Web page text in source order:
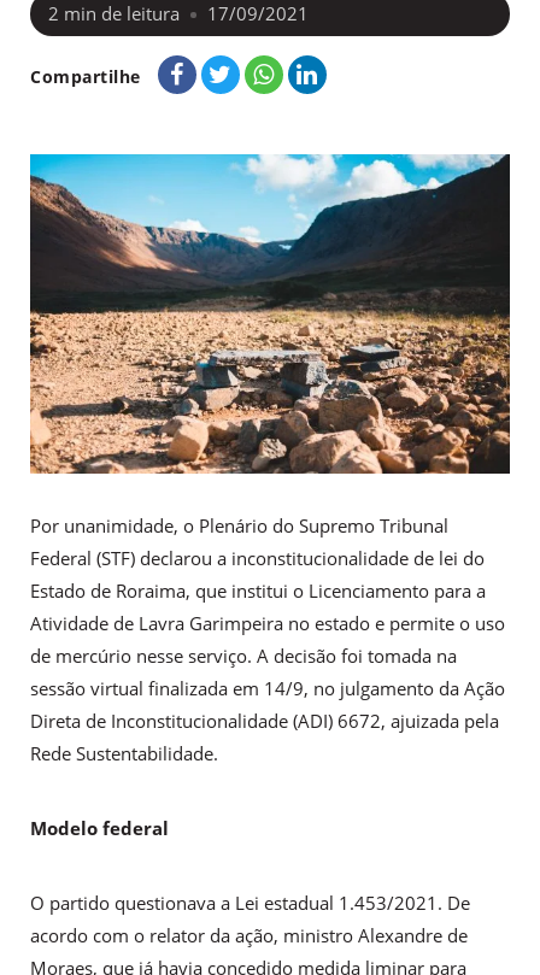
2 min de leitura 17/09/2021
Compartilhe
Por unanimidade, o Plenário do Supremo Tribunal
Federal (STF) declarou a inconstitucionalidade de lei do
Estado de Roraima, que institui o Licenciamento para a
Atividade de Lavra Garimpeira no estado e permite o uso
de mercúrio nesse serviço. A decisão foi tomada na
sessão virtual finalizada em 14/9, no julgamento da Ação
Direta de Inconstitucionalidade (ADI) 6672, ajuizada pela
Rede Sustentabilidade.
Modelo federal
O partido questionava a Lei estadual 1.453/2021. De
acordo com o relator da ação, ministro Alexandre de
Moraes, que já havia concedido medida liminar para